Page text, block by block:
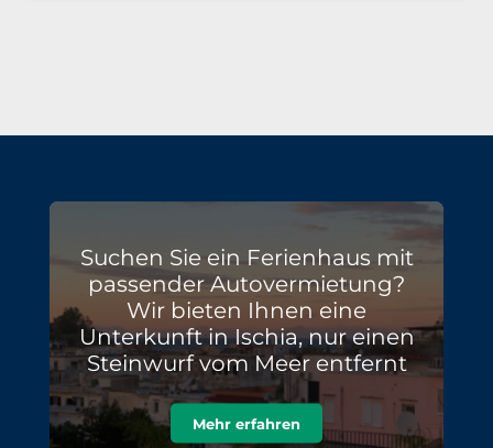
Suchen Sie ein Ferienhaus mit
passender Autovermietung?
Wir bieten Ihnen eine
Unterkunft in Ischia, nur einen
Steinwurf vom Meer entfernt
Mehr erfahren